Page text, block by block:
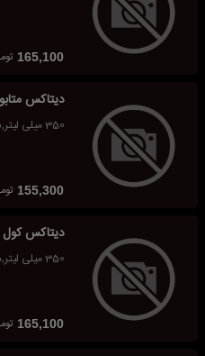
165,100
دیتاکس
350 میلی لیتر,سیب,دارچین,سودا
155,300
دیتاکس کول
350 میلی لیتر,هندوانه,نعنا,سودا
165,100